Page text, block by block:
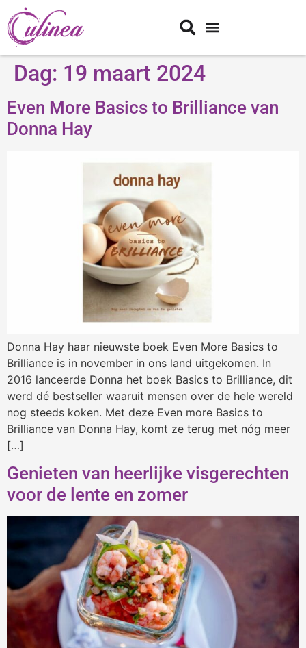
Dag: 19 maart 2024
Even More Basics to Brilliance van
Donna Hay
Donna Hay haar nieuwste boek Even More Basics to
Brilliance is in november in ons land uitgekomen. In
2016 lanceerde Donna het boek Basics to Brilliance, dit
werd dé bestseller waaruit mensen over de hele wereld
nog steeds koken. Met deze Even more Basics to
Brilliance van Donna Hay, komt ze terug met nóg meer
[…]
Genieten van heerlijke visgerechten
voor de lente en zomer